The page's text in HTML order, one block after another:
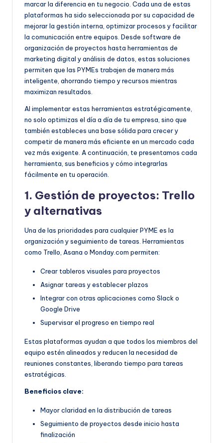
marcar la diferencia en tu negocio. Cada una de estas
plataformas ha sido seleccionada por su capacidad de
mejorar la gestión interna, optimizar procesos y facilitar
la comunicación entre equipos. Desde software de
organización de proyectos hasta herramientas de
marketing digital y análisis de datos, estas soluciones
permiten que las PYMEs trabajen de manera más
inteligente, ahorrando tiempo y recursos mientras
maximizan resultados.
Al implementar estas herramientas estratégicamente,
no solo optimizas el día a día de tu empresa, sino que
también estableces una base sólida para crecer y
competir de manera más eficiente en un mercado cada
vez más exigente. A continuación, te presentamos cada
herramienta, sus beneficios y cómo integrarlas
fácilmente en tu operación.
1. Gestión de proyectos: Trello
y alternativas
Una de las prioridades para cualquier PYME es la
organización y seguimiento de tareas. Herramientas
como Trello, Asana o Monday.com permiten:
Crear tableros visuales para proyectos
Asignar tareas y establecer plazos
Integrar con otras aplicaciones como Slack o
Google Drive
Supervisar el progreso en tiempo real
Estas plataformas ayudan a que todos los miembros del
equipo estén alineados y reducen la necesidad de
reuniones constantes, liberando tiempo para tareas
estratégicas.
Beneficios clave:
Mayor claridad en la distribución de tareas
Seguimiento de proyectos desde inicio hasta
finalización